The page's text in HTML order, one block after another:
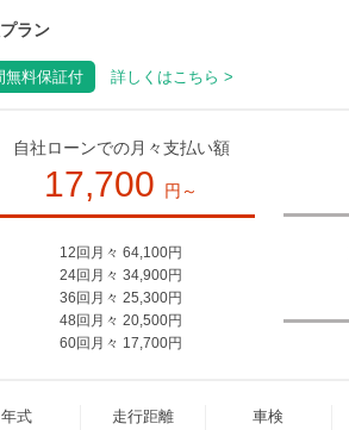
ラン
無料保証付 詳しくはこちら >
自社ローンでの月々支払い額
17,700 円～
12回月々 64,100円
24回月々 34,900円
36回月々 25,300円
48回月々 20,500円
60回月々 17,700円
年式
走行距離
車検